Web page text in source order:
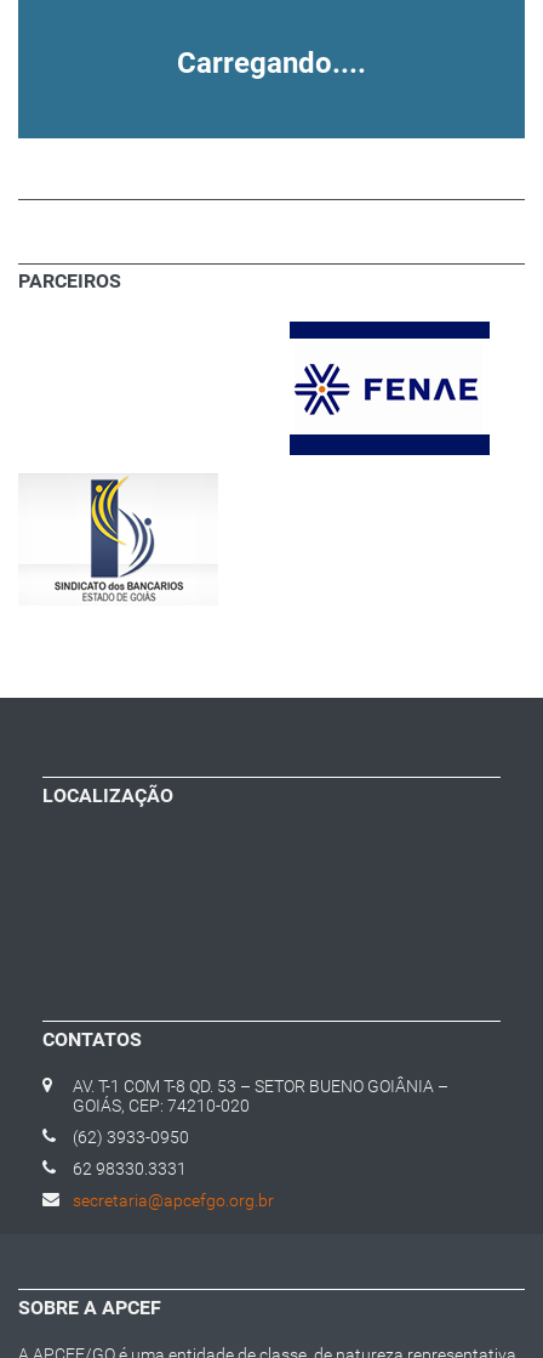
Carregando....
PARCEIROS
LOCALIZAÇÃO
CONTATOS
AV. T-1 COM T-8 QD. 53 – SETOR BUENO GOIÂNIA –
GOIÁS, CEP: 74210-020
(62) 3933-0950
62 98330.3331
secretaria@apcefgo.org.br
SOBRE A APCEF